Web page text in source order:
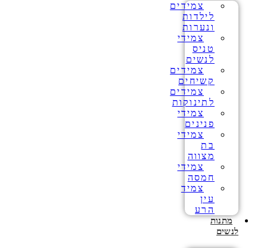
צמידים
לילדות
ונערות
צמידי
טניס
לנשים
צמידים
קשיחים
צמידים
לתינוקות
צמידי
פנינים
צמידי
בת
מצווה
צמידי
חמסה
צמיד
עין
הרע
מתנות
לנשים